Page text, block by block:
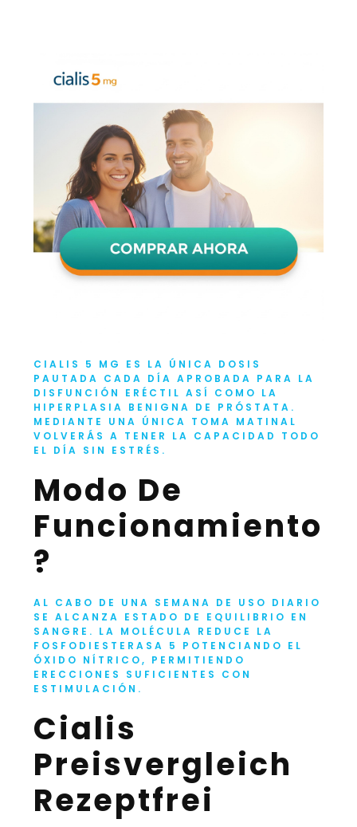
CIALIS 5 MG ES LA ÚNICA DOSIS
PAUTADA CADA DÍA APROBADA PARA LA
DISFUNCIÓN ERÉCTIL ASÍ COMO LA
HIPERPLASIA BENIGNA DE PRÓSTATA.
MEDIANTE UNA ÚNICA TOMA MATINAL
VOLVERÁS A TENER LA CAPACIDAD TODO
EL DÍA SIN ESTRÉS.
Modo De
Funcionamiento
?
AL CABO DE UNA SEMANA DE USO DIARIO
SE ALCANZA ESTADO DE EQUILIBRIO EN
SANGRE. LA MOLÉCULA REDUCE LA
FOSFODIESTERASA 5 POTENCIANDO EL
ÓXIDO NÍTRICO, PERMITIENDO
ERECCIONES SUFICIENTES CON
ESTIMULACIÓN.
Cialis
Preisvergleich
Rezeptfrei